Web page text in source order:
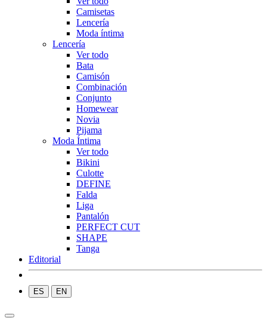
Camisetas
Lencería
Moda íntima
Lencería
Ver todo
Bata
Camisón
Combinación
Conjunto
Homewear
Novia
Pijama
Moda Íntima
Ver todo
Bikini
Culotte
DEFINE
Falda
Liga
Pantalón
PERFECT CUT
SHAPE
Tanga
Editorial
ES EN